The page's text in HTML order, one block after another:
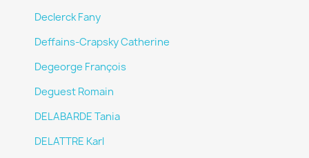
Declerck Fany
Deffains-Crapsky Catherine
Degeorge François
Deguest Romain
DELABARDE Tania
DELATTRE Karl